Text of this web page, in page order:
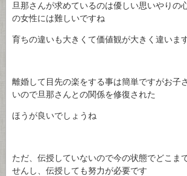
旦那さんが求めているのは優しい思いやりの
の女性には難しいですね
育ちの違いも大きくて価値観が大きく違いま
離婚して目先の楽をする事は簡単ですがお子
いので旦那さんとの関係を修復された
ほうが良いでしょうね
ただ、伝授していないので今の状態でどこま
せんし、伝授しても努力が必要です